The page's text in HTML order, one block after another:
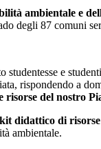
ambientale e
degli 87 comuni
e
rispondendo a
risorse del nostro
didattico di
ambientale.